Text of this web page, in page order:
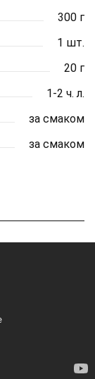
300 г
1 шт.
20 г
1-2 ч. л.
за смаком
за смаком